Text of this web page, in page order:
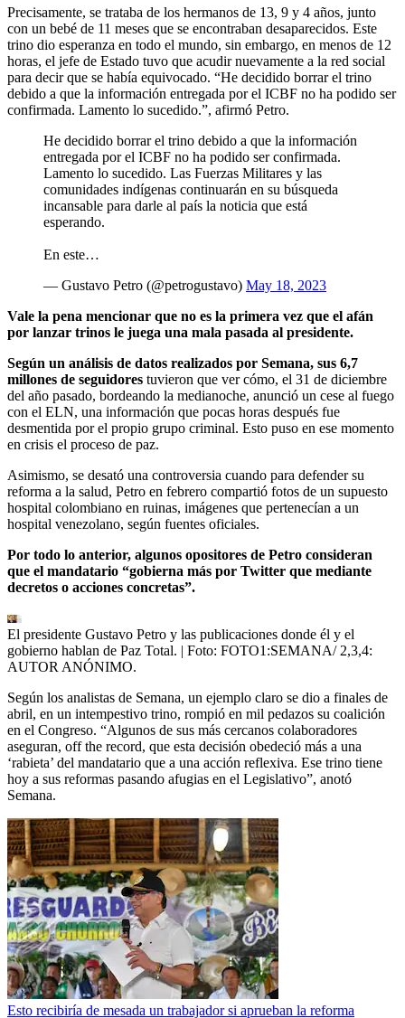
Precisamente, se trataba de los hermanos de 13, 9 y 4 años, junto
con un bebé de 11 meses que se encontraban desaparecidos. Este
trino dio esperanza en todo el mundo, sin embargo, en menos de 12
horas, el jefe de Estado tuvo que acudir nuevamente a la red social
para decir que se había equivocado. “He decidido borrar el trino
debido a que la información entregada por el ICBF no ha podido ser
confirmada. Lamento lo sucedido.”, afirmó Petro.
He decidido borrar el trino debido a que la información
entregada por el ICBF no ha podido ser confirmada.
Lamento lo sucedido. Las Fuerzas Militares y las
comunidades indígenas continuarán en su búsqueda
incansable para darle al país la noticia que está
esperando.
En este…
— Gustavo Petro (@petrogustavo) May 18, 2023
Vale la pena mencionar que no es la primera vez que el afán
por lanzar trinos le juega una mala pasada al presidente.
Según un análisis de datos realizados por Semana, sus 6,7
millones de seguidores tuvieron que ver cómo, el 31 de diciembre
del año pasado, bordeando la medianoche, anunció un cese al fuego
con el ELN, una información que pocas horas después fue
desmentida por el propio grupo criminal. Esto puso en ese momento
en crisis el proceso de paz.
Asimismo, se desató una controversia cuando para defender su
reforma a la salud, Petro en febrero compartió fotos de un supuesto
hospital colombiano en ruinas, imágenes que pertenecían a un
hospital venezolano, según fuentes oficiales.
Por todo lo anterior, algunos opositores de Petro consideran
que el mandatario “gobierna más por Twitter que mediante
decretos o acciones concretas”.
El presidente Gustavo Petro y las publicaciones donde él y el
gobierno hablan de Paz Total. | Foto: FOTO1:SEMANA/ 2,3,4:
AUTOR ANÓNIMO.
Según los analistas de Semana, un ejemplo claro se dio a finales de
abril, en un intempestivo trino, rompió en mil pedazos su coalición
en el Congreso. “Algunos de sus más cercanos colaboradores
aseguran, off the record, que esta decisión obedeció más a una
‘rabieta’ del mandatario que a una acción reflexiva. Ese trino tiene
hoy a sus reformas pasando afugias en el Legislativo”, anotó
Semana.
Esto recibiría de mesada un trabajador si aprueban la reforma